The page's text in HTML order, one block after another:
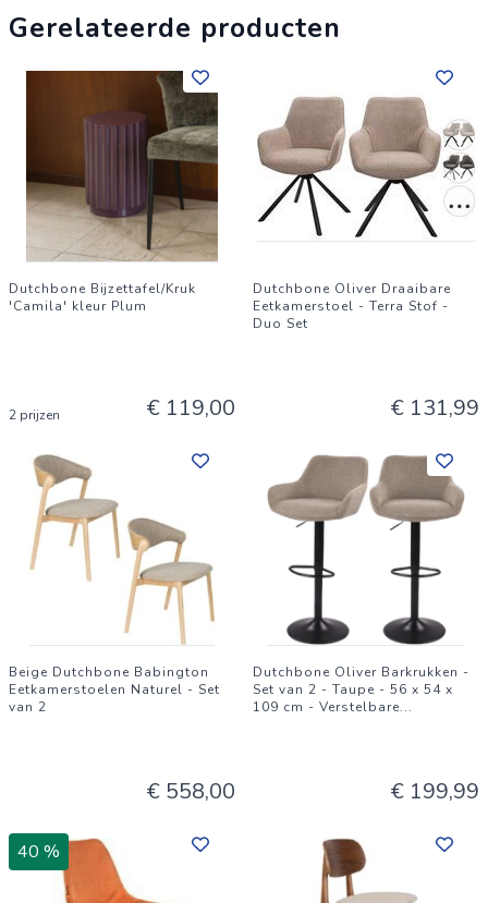
Gerelateerde producten
Dutchbone Bijzettafel/Kruk
'Camila' kleur Plum
2 prijzen € 119,00
Dutchbone Oliver Draaibare
Eetkamerstoel - Terra Stof -
Duo Set
€ 131,99
Beige Dutchbone Babington
Eetkamerstoelen Naturel - Set
van 2
€ 558,00
Dutchbone Oliver Barkrukken -
Set van 2 - Taupe - 56 x 54 x
109 cm - Verstelbare...
€ 199,99
40 %